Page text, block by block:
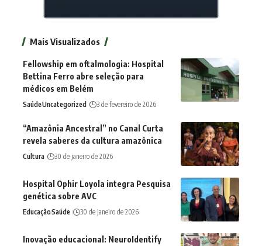
Mais Visualizados
Fellowship em oftalmologia: Hospital
Bettina Ferro abre seleção para
médicos em Belém
SaúdeUncategorized 3 de fevereiro de 2026
“Amazônia Ancestral” no Canal Curta
revela saberes da cultura amazônica
Cultura 30 de janeiro de 2026
Hospital Ophir Loyola integra Pesquisa
genética sobre AVC
EducaçãoSaúde 30 de janeiro de 2026
Inovação educacional: NeuroIdentify